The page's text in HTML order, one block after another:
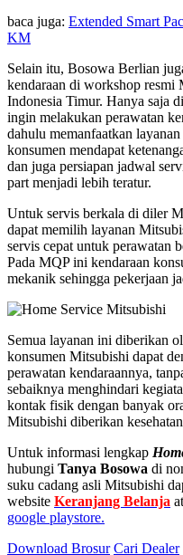
baca juga: Extended Smart
KM
Selain itu, Bosowa Berlian
kendaraan di workshop resmi
Indonesia Timur. Hanya saja
ingin melakukan perawatan
dahulu memanfaatkan
konsumen mendapat
dan juga persiapan jadwal
part menjadi lebih teratur.
Untuk servis berkala di diler
dapat memilih layanan
servis cepat untuk perawatan
Pada MQP ini kendaraan
mekanik sehingga pekerjaan
Semua layanan ini diberikan
konsumen Mitsubishi dapat
perawatan kendaraannya,
sebaiknya menghindari
kontak fisik dengan banyak
Mitsubishi diberikan
Untuk informasi lengkap
hubungi Tanya Bosowa di
suku cadang asli Mitsubishi
website Keranjang Belanja
google playstore.
Download Brosur Cari Dealer